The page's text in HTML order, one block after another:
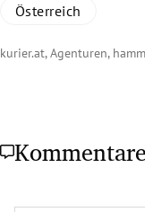
Österreich
kurier.at, Agenturen,
Kommentare